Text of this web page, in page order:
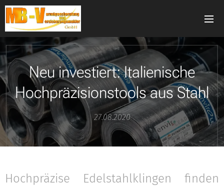
Neu investiert: Italienische
Hochpräzisionstools aus Stahl
27.08.2020
Hochpräzise Edelstahlklingen finden